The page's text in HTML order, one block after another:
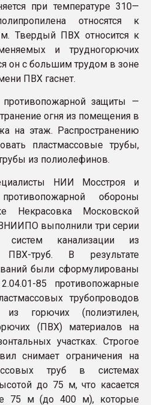
при температуре 310—
относятся к
Твердый ПВХ относится к
и трудногорючих
он с большим трудом в зоне
ПВХ гаснет.
противопожарной защиты —
огня из помещения в
на этаж. Распространению
пластмассовые трубы,
из полиолефинов.
НИИ Мосстроя и
обороны
Московской
выполнили три серии
систем канализации из
труб. В результате
были сформулированы
85 противопожарные
трубопроводов
из горючих (полиэтилен,
(ПВХ) материалов на
участках. Строгое
снимает ограничения на
труб в системах
до 75 м, что касается
75 м (до 400 м), которые